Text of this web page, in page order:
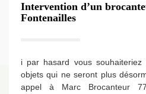
Intervention d’un
Fontenailles
i par hasard vous
objets qui ne seront plus
appel à Marc Brocanteur